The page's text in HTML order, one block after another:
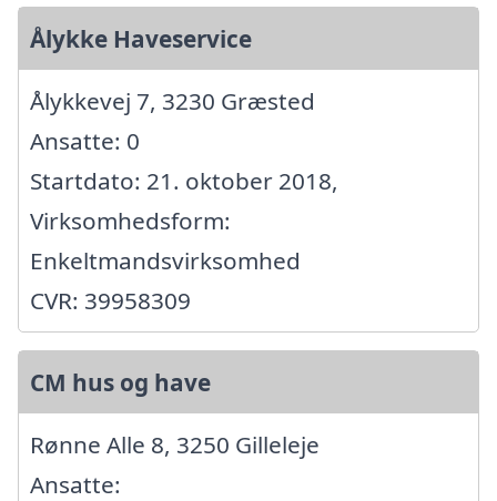
Ålykke Haveservice
Ålykkevej 7, 3230 Græsted
Ansatte: 0
Startdato: 21. oktober 2018,
Virksomhedsform:
Enkeltmandsvirksomhed
CVR: 39958309
CM hus og have
Rønne Alle 8, 3250 Gilleleje
Ansatte: